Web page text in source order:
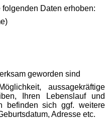
Daten erhoben:
geworden sind
aussagekräftige
Ihren Lebenslauf und
befinden sich ggf. weitere
Adresse etc.